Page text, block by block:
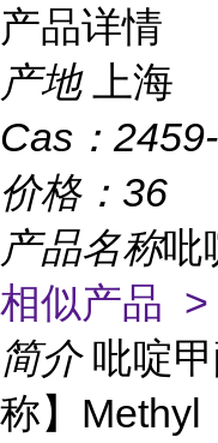
产品详情
产地
上海
Cas：
价格： 36
产品名称吡
相似产品 >
简介 吡啶
称】Methyl